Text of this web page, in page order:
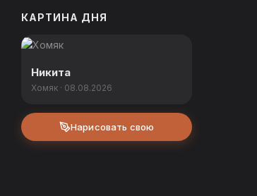
КАРТИНА ДНЯ
Никита
Хомяк · 08.08.2026
Нарисовать свою